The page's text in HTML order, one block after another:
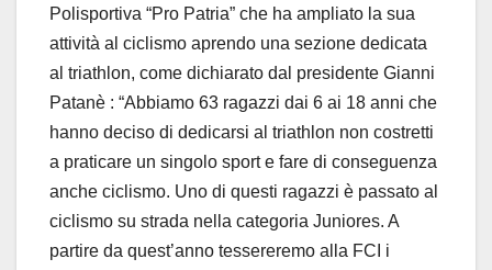
Polisportiva “Pro Patria” che ha ampliato la sua
attività al ciclismo aprendo una sezione dedicata
al triathlon, come dichiarato dal presidente Gianni
Patanè : “Abbiamo 63 ragazzi dai 6 ai 18 anni che
hanno deciso di dedicarsi al triathlon non costretti
a praticare un singolo sport e fare di conseguenza
anche ciclismo. Uno di questi ragazzi è passato al
ciclismo su strada nella categoria Juniores. A
partire da quest’anno tessereremo alla FCI i